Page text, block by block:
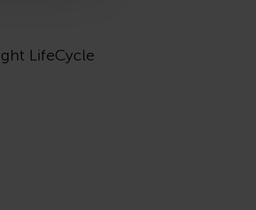
LifeCycle